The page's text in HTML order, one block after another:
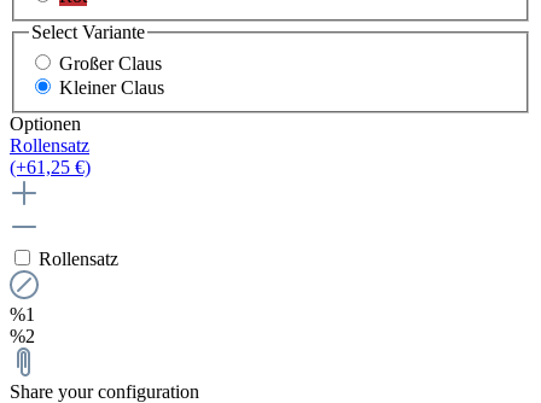
SelectVariante
Großer Claus
Kleiner Claus
Optionen
Rollensatz
(+61,25 €)
Rollensatz
%1
%2
Share your configuration